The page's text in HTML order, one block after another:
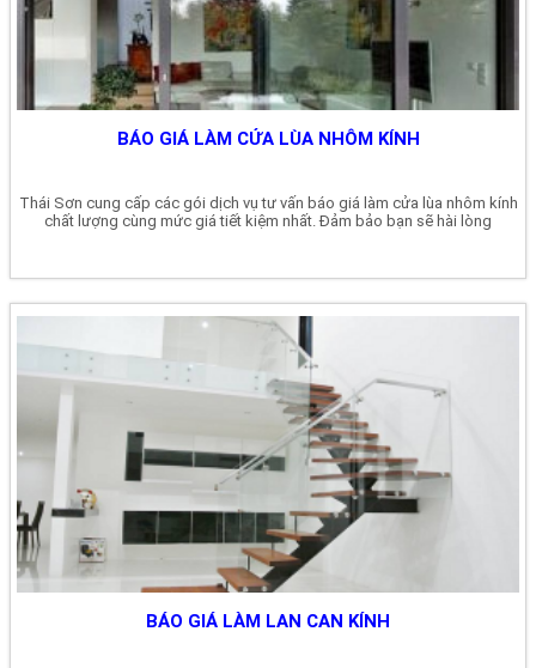
BÁO GIÁ LÀM CỬA LÙA NHÔM KÍNH
Thái Sơn cung cấp các gói dịch vụ tư vấn báo giá làm cửa lùa nhôm kính
chất lượng cùng mức giá tiết kiệm nhất. Đảm bảo bạn sẽ hài lòng
BÁO GIÁ LÀM LAN CAN KÍNH